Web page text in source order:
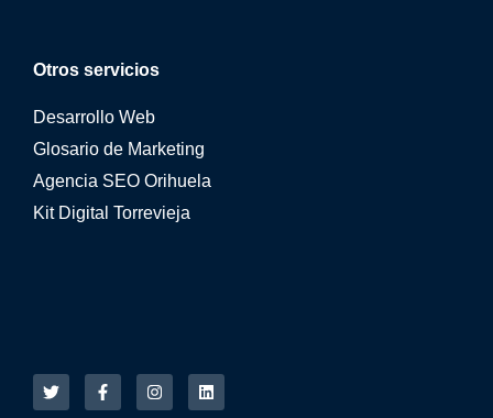
Otros servicios
Desarrollo Web
Glosario de Marketing
Agencia SEO Orihuela
Kit Digital Torrevieja